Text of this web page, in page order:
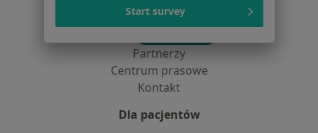
O nas
Partnerzy
Centrum prasowe
Kontakt
Dla pacjentów
Start survey